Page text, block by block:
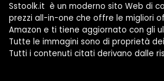
Sstoolk.it è un moderno sito Web di
prezzi all-in-one che offre le migliori
Amazon e ti tiene aggiornato con gli
Tutte le immagini sono di proprietà
Tutti i contenuti citati derivano dalle